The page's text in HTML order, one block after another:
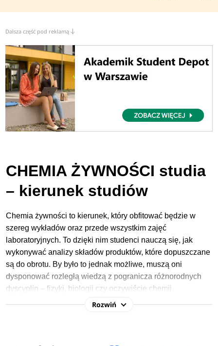
Dalsza część pod reklamą
CHEMIA ŻYWNOŚCI studia
– kierunek studiów
Chemia żywności to kierunek, który obfitować będzie w
szereg wykładów oraz przede wszystkim zajęć
laboratoryjnych. To dzięki nim studenci nauczą się, jak
wykonywać analizy składów produktów, które dopuszczane
są do obrotu. By było to jednak możliwe, muszą oni
dysponować rozległą wiedzą z pogranicza różnorodnych
dyscyplin – fizyki, biologii czy oczywiście chemii.
Rozwiń